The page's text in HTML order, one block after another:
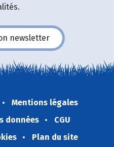
newsletter
Mentions légales
données
CGU
Plan du site